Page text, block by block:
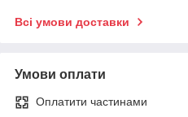
Всі умови доставки
Умови оплати
Оплатити частинами